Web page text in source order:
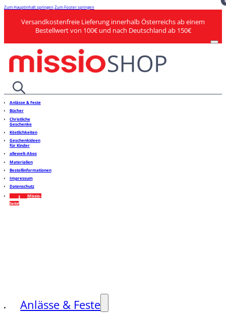
Zum Hauptinhalt springenZum Footer springen
Versandkostenfreie Lieferung innerhalb Österreichs ab einem
Bestellwert von 100€ und nach Deutschland ab 150€
Anlässe & Feste
Bücher
Christliche
Geschenke
Köstlichkeiten
Geschenkideen
für Kinder
allewelt-Abos
Materialien
Bestellinformationen
Impressum
Datenschutz
Missio-
Seite
Anlässe & Feste